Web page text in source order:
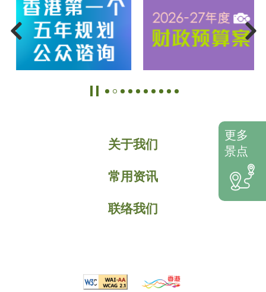
关于我们
常用资讯
联络我们
更多
景点